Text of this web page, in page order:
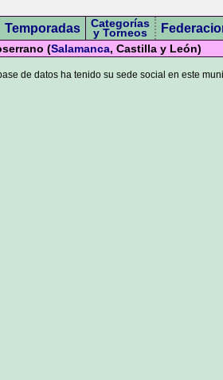
Temporadas Categorías
y Torneos
(Salamanca, Castilla y León)
de datos ha tenido su sede social en este